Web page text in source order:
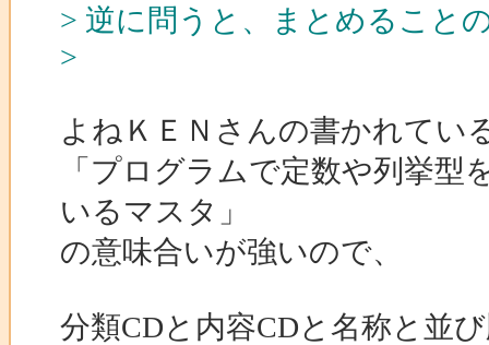
> 逆に問うと、まとめること
>
よねＫＥＮさんの書かれてい
「プログラムで定数や列挙
いるマスタ」
の意味合いが強いので、
分類CDと内容CDと名称と並